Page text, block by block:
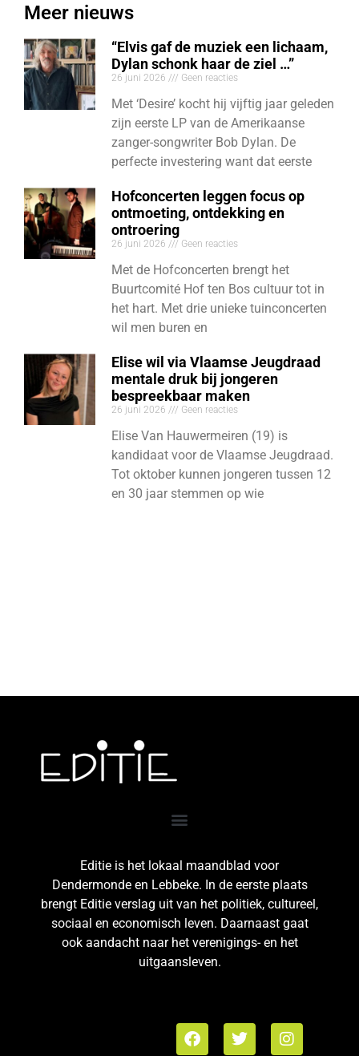
Meer nieuws
“Elvis gaf de muziek een lichaam,
Dylan schonk haar de ziel …”
26 juni 2026 Geen reacties
Met ‘Desire’ kocht hij vijftig jaar geleden
zijn eerste LP van de Amerikaanse
zanger-songwriter Bob Dylan. De
perfecte investering want dat eerste
Hofconcerten leggen focus op
ontmoeting, ontdekking en
ontroering
26 juni 2026 Geen reacties
Met de Hofconcerten brengt het
Buurtcomité Hof ten Bos cultuur tot in
het hart. Met drie unieke tuinconcerten
wil men buren en
Elise wil via Vlaamse Jeugdraad
mentale druk bij jongeren
bespreekbaar maken
26 juni 2026 Geen reacties
Elise Van Hauwermeiren (19) is
kandidaat voor de Vlaamse Jeugdraad.
Tot oktober kunnen jongeren tussen 12
en 30 jaar stemmen op wie
Editie is het lokaal maandblad voor
Dendermonde en Lebbeke. In de eerste plaats
brengt Editie verslag uit van het politiek, cultureel,
sociaal en economisch leven. Daarnaast gaat
ook aandacht naar het verenigings- en het
uitgaansleven.